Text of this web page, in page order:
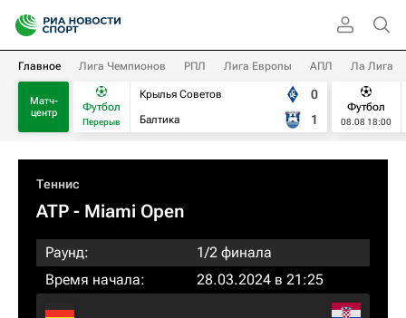
Главное Лига Чемпионов РПЛ Лига Европы АПЛ Ла Лига
Матч-
центр
Футбол
Перерыв
Крылья Советов
Балтика
0
1
Футбол
08.08 18:00
Теннис
ATP - Miami Open
Раунд:
1/2 финала
Время начала:
28.03.2024 в 21:25